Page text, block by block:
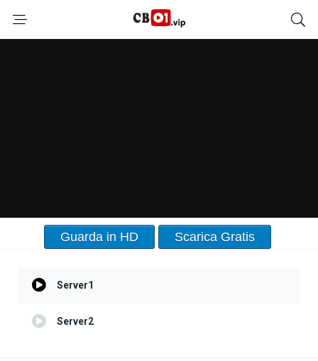
Guarda in HD Scarica Gratis
Server1
Server2